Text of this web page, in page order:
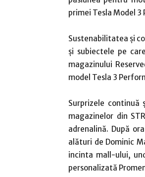
primei Tesla Model 3
Sustenabilitatea și
și subiectele pe
magazinului
model Tesla 3
Surprizele continuă
magazinelor din
adrenalină. După
alături de Dominic
incinta mall-ului,
personalizată